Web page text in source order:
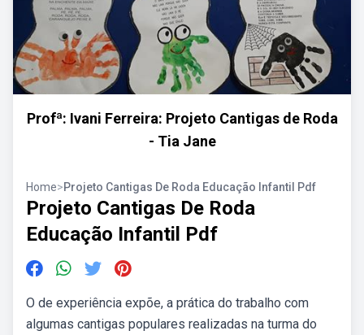
Profª: Ivani Ferreira: Projeto Cantigas de Roda
- Tia Jane
Home>Projeto Cantigas De Roda Educação Infantil Pdf
Projeto Cantigas De Roda
Educação Infantil Pdf
O de experiência expõe, a prática do trabalho com
algumas cantigas populares realizadas na turma do